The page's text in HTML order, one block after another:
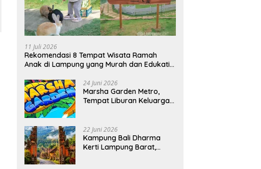
11 Juli 2026
Rekomendasi 8 Tempat Wisata Ramah
Anak di Lampung yang Murah dan Edukatif
24 Juni 2026
Marsha Garden Metro,
Tempat Liburan Keluarga
22 Juni 2026
Kampung Bali Dharma
Kerti Lampung Barat,